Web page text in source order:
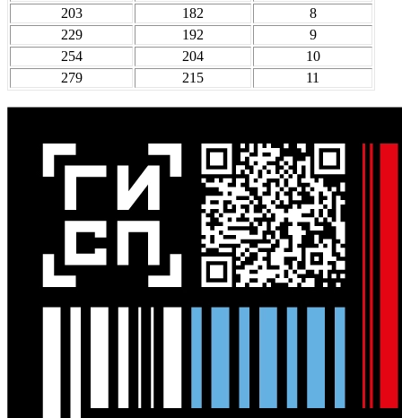
203
182
8
229
192
9
254
204
10
279
215 11